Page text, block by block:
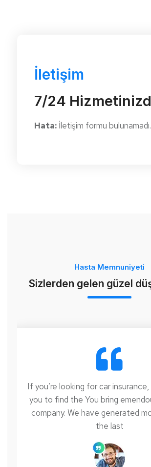
İletişim
7/24
Hata: İletişim formu bulunamadı.
Hasta Memnuniyeti
Sizlerden gelen güzel
If you’re looking for car
you to find the You bring
company. We have generated
the last